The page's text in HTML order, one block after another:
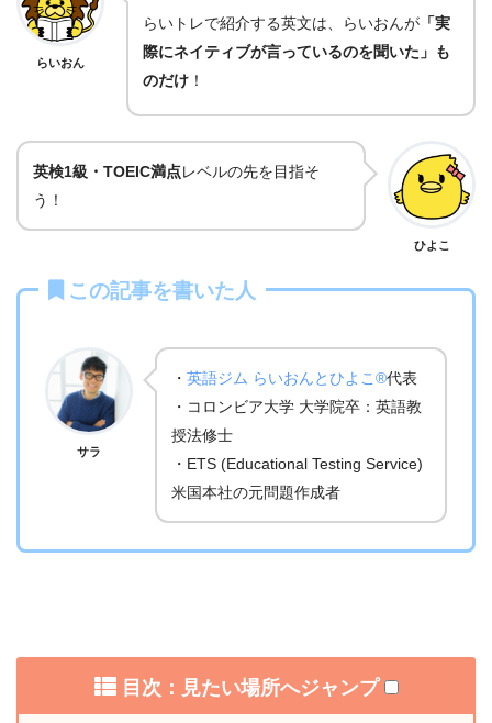
らいおん
らいトレで紹介する英文は、らいおんが 「実
際にネイティブが言っているのを聞いた」も
のだけ ！
英検1級・TOEIC満点レベルの先を目指そ
う！
ひよこ
この記事を書いた人
サラ
・ 英語ジム らいおんとひよこ®代表
・コロンビア大学 大学院卒：英語教
授法修士
・ETS (Educational Testing Service)
米国本社の元問題作成者
目次：見たい場所へジャンプ